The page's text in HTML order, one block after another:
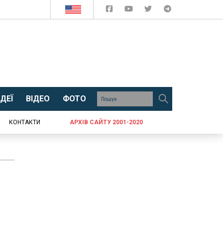
ВІДЕО ФОТО
КОНТАКТИ АРХІВ САЙТУ 2001-2020